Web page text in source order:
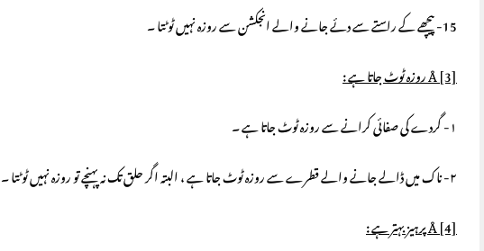
15- پیچھے کے راستے سے دئے جانے والے انجکشن سے روزہ نہیں ٹوٹتا ۔
Å[3] روزہ ٹوٹ جاتا ہے :
۱- گردے کی صفائی کرانے سے روزہ ٹوٹ جاتا ہے ۔
۲- ناک میں ڈالے جانے والے قطرے سے روزہ ٹوٹ جاتا ہے ، البتہ اگر حلق تک نہ پہنچے تو روزہ نہیں ٹوٹتا ۔
Å[4] پرہیز بہتر ہے :